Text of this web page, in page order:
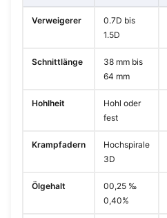
Verweigerer
0.7D bis
1.5D
Schnittlänge
38 mm bis
64 mm
Hohlheit
Hohl oder
fest
Krampfadern
Hochspirale
3D
Ölgehalt
00,25 ‰
0,40%